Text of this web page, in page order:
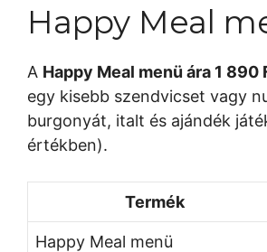
Happy Meal
A Happy Meal menü ára 1 890
egy kisebb szendvicset vagy
burgonyát, italt és ajándék
értékben).
Termék
Happy Meal menü